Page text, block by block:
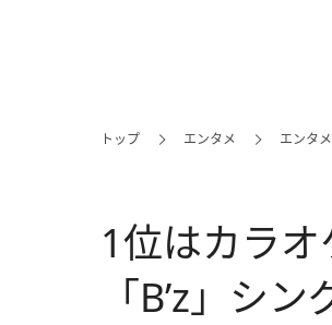
トップ エンタメ エンタ
1位はカラ
「B’z」シ